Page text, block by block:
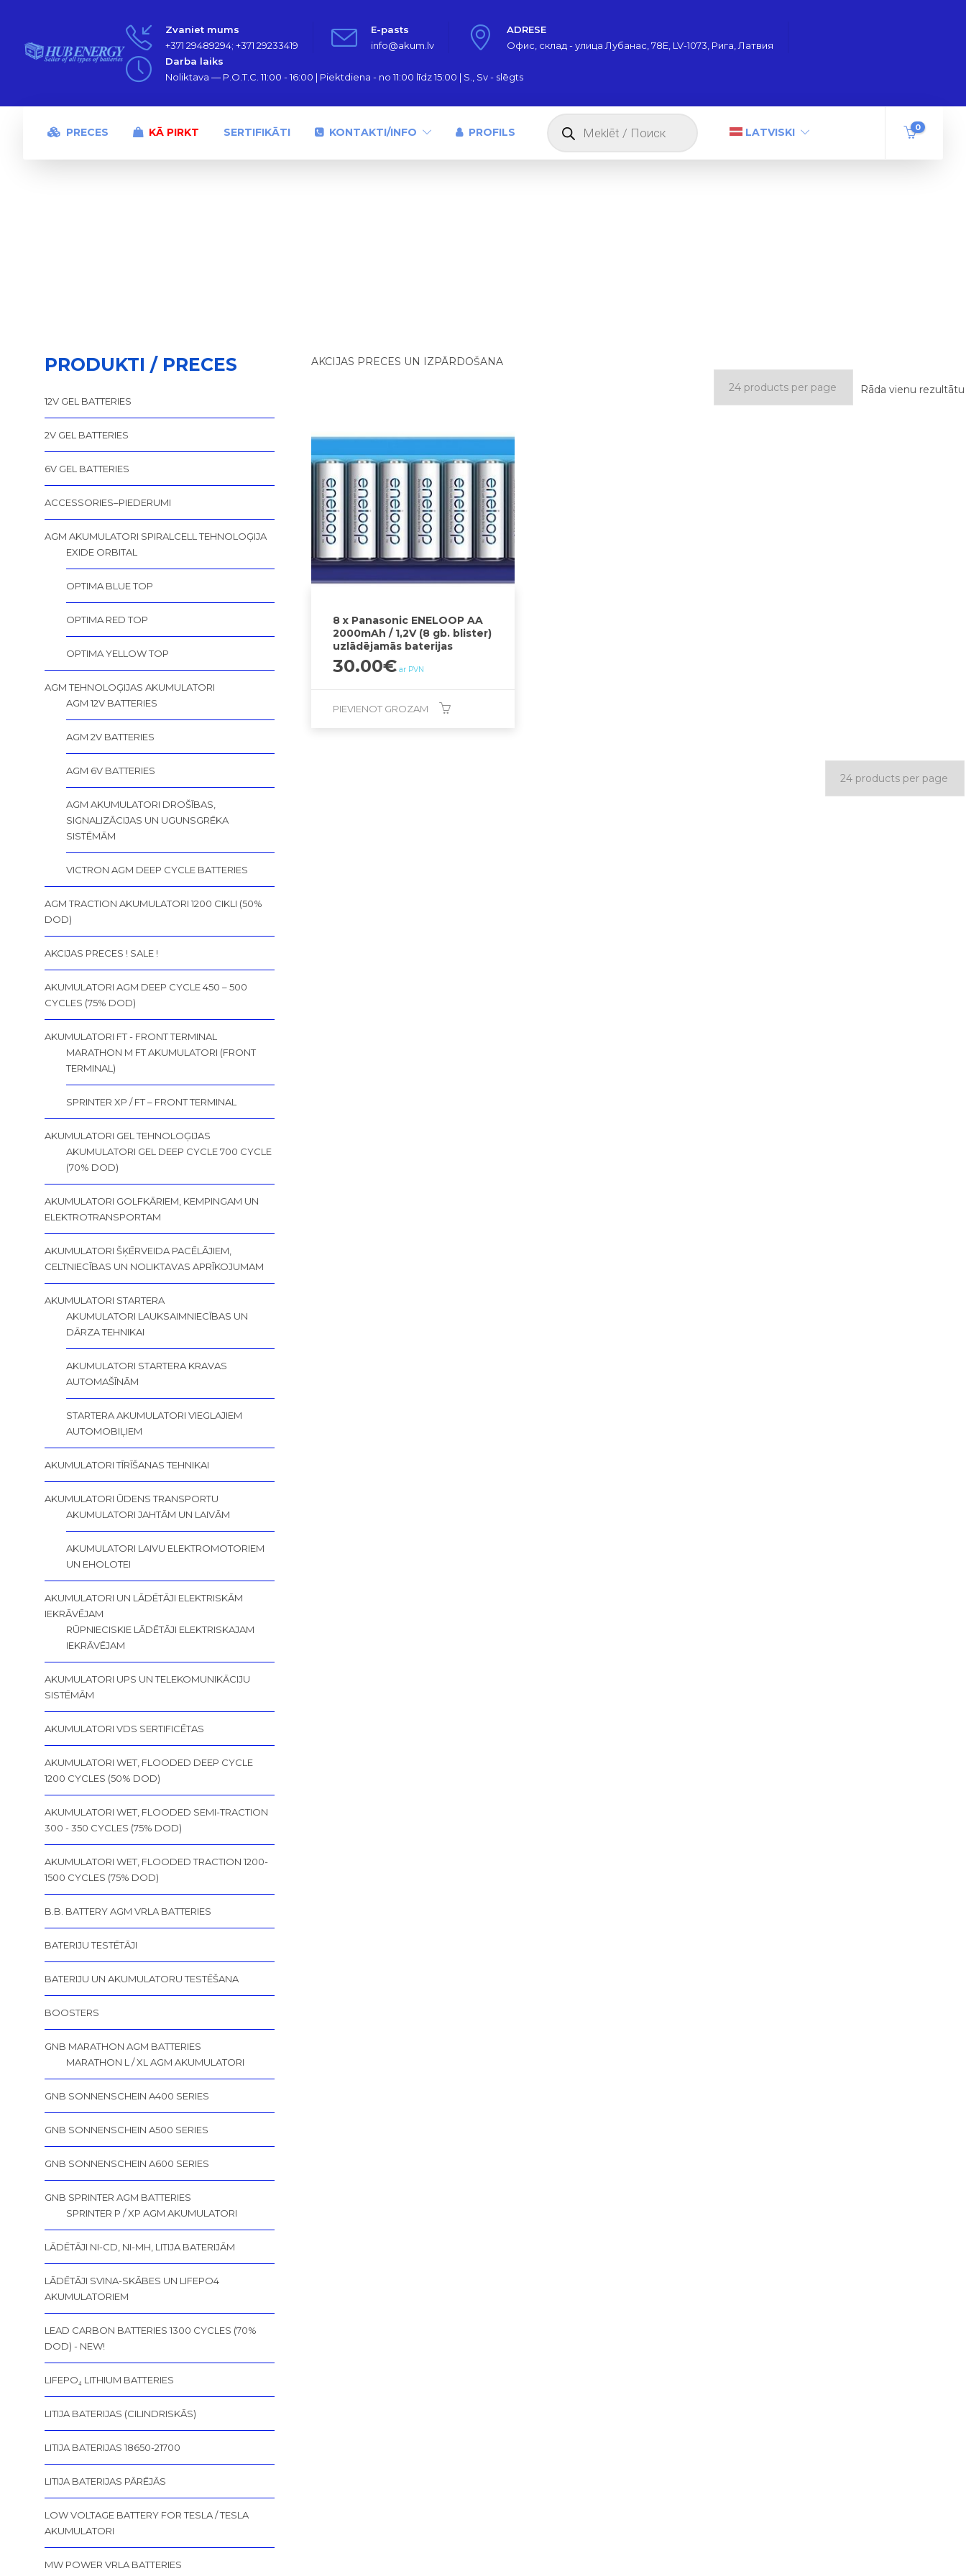
Zvaniet mums
+371 29489294; +371 29233419
E-pasts
info@akum.lv
ADRESE
Офис, склад - улица Лубанас, 78Е, LV-1073, Рига, Латвия
Darba laiks
Noliktava — P.O.T.C. 11:00 - 16:00 | Piektdiena - no 11:00 līdz 15:00 | S., Sv - slēgts
PRECES KĀ PIRKT SERTIFIKĀTI KONTAKTI/INFO PROFILS
Products
search LATVISKI 0
AKCIJAS PRECES UN IZPĀRDOŠANA
Rāda vienu rezultātu
8 x Panasonic ENELOOP AA
2000mAh / 1,2V (8 gb. blister)
uzlādējamās baterijas
30.00€ ar PVN
PIEVIENOT GROZAM
PRODUKTI / PRECES
12V GEL BATTERIES
2V GEL BATTERIES
6V GEL BATTERIES
ACCESSORIES–PIEDERUMI
AGM AKUMULATORI SPIRALCELL TEHNOLOĢIJA
EXIDE ORBITAL
OPTIMA BLUE TOP
OPTIMA RED TOP
OPTIMA YELLOW TOP
AGM TEHNOLOĢIJAS AKUMULATORI
AGM 12V BATTERIES
AGM 2V BATTERIES
AGM 6V BATTERIES
AGM AKUMULATORI DROŠĪBAS,
SIGNALIZĀCIJAS UN UGUNSGRĒKA
SISTĒMĀM
VICTRON AGM DEEP CYCLE BATTERIES
AGM TRACTION AKUMULATORI 1200 CIKLI (50%
DOD)
AKCIJAS PRECES ! SALE !
AKUMULATORI AGM DEEP CYCLE 450 – 500
CYCLES (75% DOD)
AKUMULATORI FT - FRONT TERMINAL
MARATHON M FT AKUMULATORI (FRONT
TERMINAL)
SPRINTER XP / FT – FRONT TERMINAL
AKUMULATORI GEL TEHNOLOĢIJAS
AKUMULATORI GEL DEEP CYCLE 700 CYCLE
(70% DOD)
AKUMULATORI GOLFKĀRIEM, KEMPINGAM UN
ELEKTROTRANSPORTAM
AKUMULATORI ŠĶĒRVEIDA PACĒLĀJIEM,
CELTNIECĪBAS UN NOLIKTAVAS APRĪKOJUMAM
AKUMULATORI STARTERA
AKUMULATORI LAUKSAIMNIECĪBAS UN
DĀRZA TEHNIKAI
AKUMULATORI STARTERA KRAVAS
AUTOMAŠĪNĀM
STARTERA AKUMULATORI VIEGLAJIEM
AUTOMOBIĻIEM
AKUMULATORI TĪRĪŠANAS TEHNIKAI
AKUMULATORI ŪDENS TRANSPORTU
AKUMULATORI JAHTĀM UN LAIVĀM
AKUMULATORI LAIVU ELEKTROMOTORIEM
UN EHOLOTEI
AKUMULATORI UN LĀDĒTĀJI ELEKTRISKĀM
IEKRĀVĒJAM
RŪPNIECISKIE LĀDĒTĀJI ELEKTRISKAJAM
IEKRĀVĒJAM
AKUMULATORI UPS UN TELEKOMUNIKĀCIJU
SISTĒMĀM
AKUMULATORI VDS SERTIFICĒTAS
AKUMULATORI WET, FLOODED DEEP CYCLE
1200 CYCLES (50% DOD)
AKUMULATORI WET, FLOODED SEMI-TRACTION
300 - 350 CYCLES (75% DOD)
AKUMULATORI WET, FLOODED TRACTION 1200-
1500 CYCLES (75% DOD)
B.B. BATTERY AGM VRLA BATTERIES
BATERIJU TESTĒTĀJI
BATERIJU UN AKUMULATORU TESTĒŠANA
BOOSTERS
GNB MARATHON AGM BATTERIES
MARATHON L / XL AGM AKUMULATORI
GNB SONNENSCHEIN A400 SERIES
GNB SONNENSCHEIN A500 SERIES
GNB SONNENSCHEIN A600 SERIES
GNB SPRINTER AGM BATTERIES
SPRINTER P / XP AGM AKUMULATORI
LĀDĒTĀJI NI-CD, NI-MH, LITIJA BATERIJĀM
LĀDĒTĀJI SVINA-SKĀBES UN LIFEPO4
AKUMULATORIEM
LEAD CARBON BATTERIES 1300 CYCLES (70%
DOD) - NEW!
LIFEPO₄ LITHIUM BATTERIES
LITIJA BATERIJAS (CILINDRISKĀS)
LITIJA BATERIJAS 18650-21700
LITIJA BATERIJAS PĀRĒJĀS
LOW VOLTAGE BATTERY FOR TESLA / TESLA
AKUMULATORI
MW POWER VRLA BATTERIES